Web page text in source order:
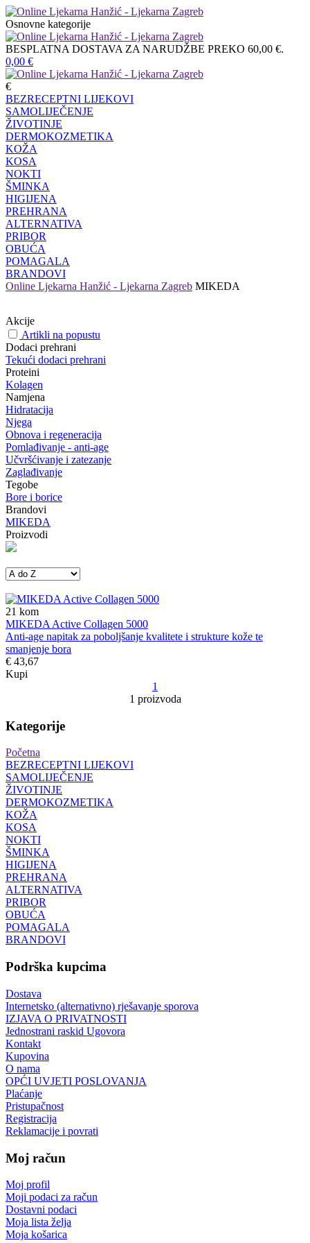
Osnovne kategorije
BESPLATNA DOSTAVA ZA NARUDŽBE PREKO 60,00 €.
0,00 €
€
BEZRECEPTNI LIJEKOVI
SAMOLIJEČENJE
ŽIVOTINJE
DERMOKOZMETIKA
KOŽA
KOSA
NOKTI
ŠMINKA
HIGIJENA
PREHRANA
ALTERNATIVA
PRIBOR
OBUĆA
POMAGALA
BRANDOVI
Online Ljekarna Hanžić - Ljekarna Zagreb MIKEDA
Akcije
Artikli na popustu
Dodaci prehrani
Tekući dodaci prehrani
Proteini
Kolagen
Namjena
Hidratacija
Njega
Obnova i regeneracija
Pomlađivanje - anti-age
Učvršćivanje i zatezanje
Zaglađivanje
Tegobe
Bore i borice
Brandovi
MIKEDA
Proizvodi
21 kom
MIKEDA Active Collagen 5000
Anti-age napitak za poboljšanje kvalitete i strukture kože te
smanjenje bora
€ 43,67
Kupi
1
1 proizvoda
Kategorije
Početna
BEZRECEPTNI LIJEKOVI
SAMOLIJEČENJE
ŽIVOTINJE
DERMOKOZMETIKA
KOŽA
KOSA
NOKTI
ŠMINKA
HIGIJENA
PREHRANA
ALTERNATIVA
PRIBOR
OBUĆA
POMAGALA
BRANDOVI
Podrška kupcima
Dostava
Internetsko (alternativno) rješavanje sporova
IZJAVA O PRIVATNOSTI
Jednostrani raskid Ugovora
Kontakt
Kupovina
O nama
OPĆI UVJETI POSLOVANJA
Plaćanje
Pristupačnost
Registracija
Reklamacije i povrati
Moj račun
Moj profil
Moji podaci za račun
Dostavni podaci
Moja lista želja
Moja košarica